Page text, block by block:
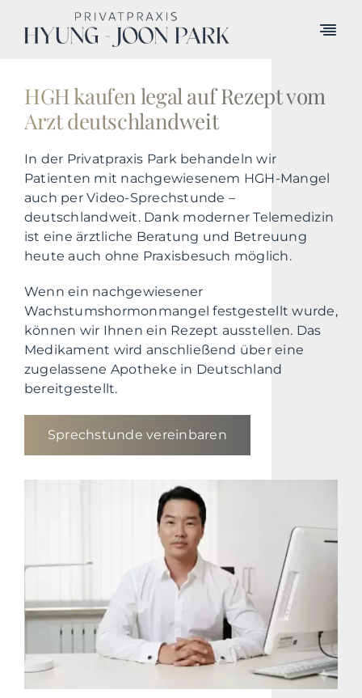
content
Regeneration
Longevity & Anti-Aging
Men’s Health
Über uns
HGH kaufen legal auf Rezept vom
Arzt deutschlandweit
In der Privatpraxis Park behandeln wir
Patienten mit nachgewiesenem HGH-Mangel
auch per Video-Sprechstunde –
deutschlandweit. Dank moderner Telemedizin
ist eine ärztliche Beratung und Betreuung
heute auch ohne Praxisbesuch möglich.
Wenn ein nachgewiesener
Wachstumshormonmangel festgestellt wurde,
können wir Ihnen ein Rezept ausstellen. Das
Medikament wird anschließend über eine
zugelassene Apotheke in Deutschland
bereitgestellt.
Sprechstunde vereinbaren